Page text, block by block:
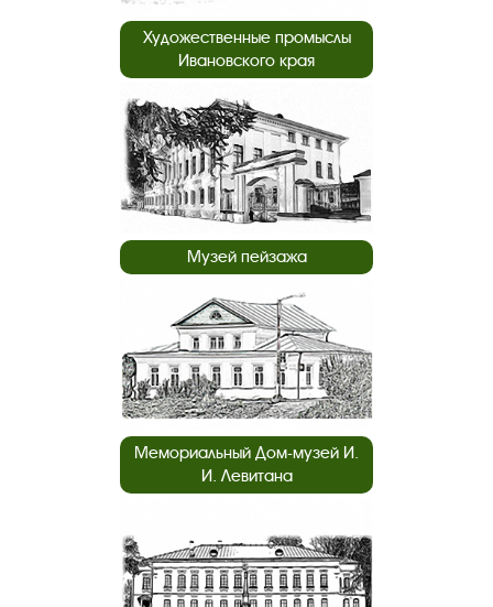
Художественные промыслы
Ивановского края
Музей пейзажа
Мемориальный Дом-музей И.
И. Левитана